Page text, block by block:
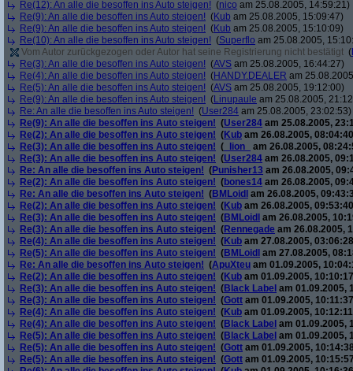
Re(12): An alle die besoffen ins Auto steigen! (nico am 25.08.2005, 14:59:21)
Re(9): An alle die besoffen ins Auto steigen! (Kub am 25.08.2005, 15:09:47)
Re(9): An alle die besoffen ins Auto steigen! (Kub am 25.08.2005, 15:10:09)
Re(10): An alle die besoffen ins Auto steigen! (Superflo am 25.08.2005,
Vom Autor zurückgezogen oder Autor hat seine Registrierung nicht bestätigt (
Re(3): An alle die besoffen ins Auto steigen! (AVS am 25.08.2005, 16:44:27)
Re(4): An alle die besoffen ins Auto steigen! (HANDY.DEALER am
Re(5): An alle die besoffen ins Auto steigen! (AVS am 25.08.2005, 19:12:00)
Re(9): An alle die besoffen ins Auto steigen! (Linupaule am 25.08.2005,
Re: An alle die besoffen ins Auto steigen! (User284 am 25.08.2005, 23:02:53)
Re(9): An alle die besoffen ins Auto steigen! (User284 am 25.08.2005,
Re(2): An alle die besoffen ins Auto steigen! (Kub am 26.08.2005,
Re(3): An alle die besoffen ins Auto steigen! ( _lion_
am 26.08.2005,
Re(3): An alle die besoffen ins Auto steigen! (User284 am 26.08.2005,
Re: An alle die besoffen ins Auto steigen! (Punisher13 am 26.08.2005,
Re(2): An alle die besoffen ins Auto steigen! (bones14 am 26.08.2005,
Re: An alle die besoffen ins Auto steigen! (BMLoidl am 26.08.2005,
Re(2): An alle die besoffen ins Auto steigen! (Kub am 26.08.2005,
Re(3): An alle die besoffen ins Auto steigen! (BMLoidl am 26.08.2005,
Re(3): An alle die besoffen ins Auto steigen! (Rennegade am 26.08.2005,
Re(4): An alle die besoffen ins Auto steigen! (Kub am 27.08.2005,
Re(5): An alle die besoffen ins Auto steigen! (BMLoidl am 27.08.2005,
Re: An alle die besoffen ins Auto steigen! (ApuXteu am 01.09.2005,
Re(2): An alle die besoffen ins Auto steigen! (Kub am 01.09.2005,
Re(3): An alle die besoffen ins Auto steigen! (Black Label am 01.09.2005,
Re(3): An alle die besoffen ins Auto steigen! (Gott am 01.09.2005,
Re(4): An alle die besoffen ins Auto steigen! (Kub am 01.09.2005,
Re(4): An alle die besoffen ins Auto steigen! (Black Label am 01.09.2005,
Re(5): An alle die besoffen ins Auto steigen! (Black Label am 01.09.2005,
Re(5): An alle die besoffen ins Auto steigen! (Gott am 01.09.2005,
Re(5): An alle die besoffen ins Auto steigen! (Gott am 01.09.2005,